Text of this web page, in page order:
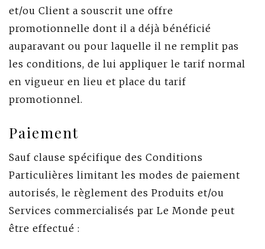
et/ou Client a souscrit une offre
promotionnelle dont il a déjà bénéficié
auparavant ou pour laquelle il ne remplit pas
les conditions, de lui appliquer le tarif normal
en vigueur en lieu et place du tarif
promotionnel.
Paiement
Sauf clause spécifique des Conditions
Particulières limitant les modes de paiement
autorisés, le règlement des Produits et/ou
Services commercialisés par Le Monde peut
être effectué :